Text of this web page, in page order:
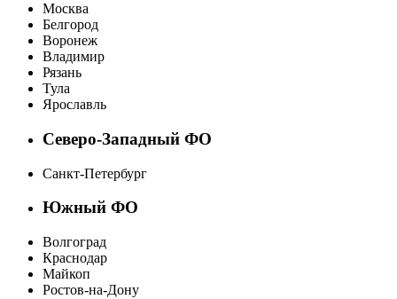
Москва
Белгород
Воронеж
Владимир
Рязань
Тула
Ярославль
Северо-Западный ФО
Санкт-Петербург
Южный ФО
Волгоград
Краснодар
Майкоп
Ростов-на-Дону